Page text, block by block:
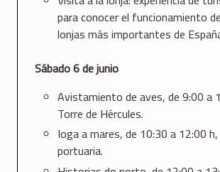
para conocer el funcionamiento
lonjas más importantes de
Sábado 6 de junio
Avistamiento de aves, de 9:00 a
Torre de Hércules.
Ioga a mares, de 10:30 a 12:00
portuaria.